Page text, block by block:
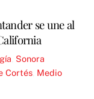
se une al
Sonora
Cortés Medio